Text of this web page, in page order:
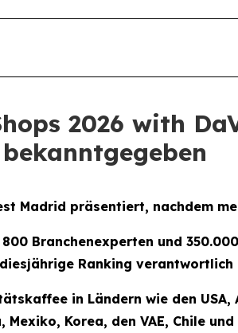
2026 with
Madrid präsentiert, nachdem
Branchenexperten und
diesjährige Ranking verantwortlich
in Ländern wie den
Mexiko, Korea, den VAE, Chile und